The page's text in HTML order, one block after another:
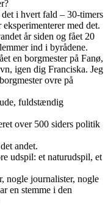
i hvert fald – 30-timers
med det.
år siden og fået 20
ind i byrådene.
en borgmester på Fanø,
igen dig Franciska. Jeg
ovre på
fuldstændig
over 500 siders politik
andet.
udspil: et naturudspil, et
nogle journalister, nogle
en stemme i den